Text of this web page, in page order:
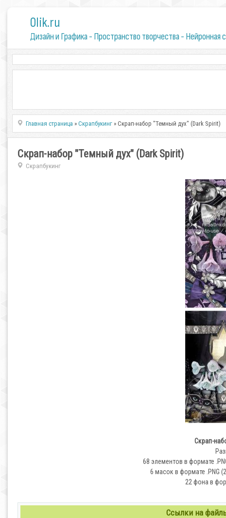
0lik.ru
Дизайн и Графика - Пространство творчества - Нейронная
Главная страница »Скрапбукинг » Скрап-набор "Темный дух" (Dark Spirit)
Скрап-набор "Темный дух" (Dark Spirit)
Скрапбукинг
Скрап-
68 элементов в формате
6 масок в формате .PNG
22 фона в
Ссылки на